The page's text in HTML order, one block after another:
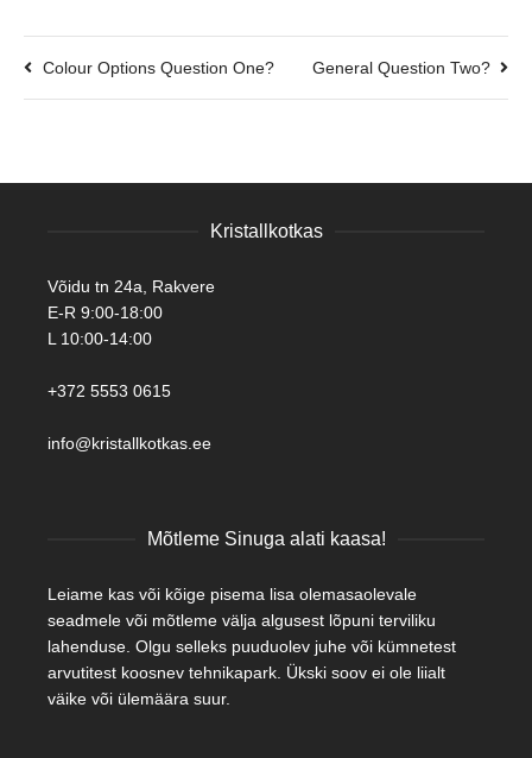
Colour Options Question One? General Question Two?
Kristallkotkas
Võidu tn 24a, Rakvere
E-R 9:00-18:00
L 10:00-14:00
+372 5553 0615
info@kristallkotkas.ee
Mõtleme Sinuga alati kaasa!
Leiame kas või kõige pisema lisa olemasaolevale
seadmele või mõtleme välja algusest lõpuni terviliku
lahenduse. Olgu selleks puuduolev juhe või kümnetest
arvutitest koosnev tehnikapark. Ükski soov ei ole liialt
väike või ülemäära suur.